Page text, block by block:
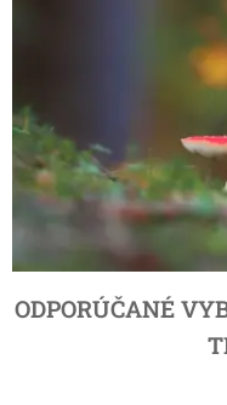
ODPORÚČANÉ